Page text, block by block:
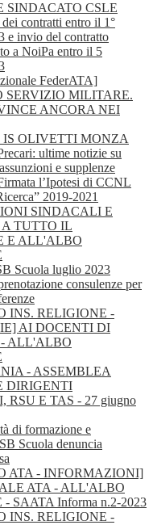
SINDACATO CSLE
contratti entro il 1°
e invio del contratto
a NoiPa entro il 5
FederATA]
SERVIZIO MILITARE.
ANCORA NEI
OLIVETTI MONZA
ultime notizie su
e supplenze
l’Ipotesi di CCNL
2019-2021
SINDACALI E
TUTTO IL
E ALL'ALBO
Scuola luglio 2023
consulenze per
INS. RELIGIONE -
AI DOCENTI DI
ALL'ALBO
- ASSEMBLEA
DIRIGENTI
RSU E TAS - 27 giugno
di formazione e
Scuola denuncia
ATA - INFORMAZIONI]
ATA - ALL'ALBO
SAATA Informa n.2-2023
INS. RELIGIONE -